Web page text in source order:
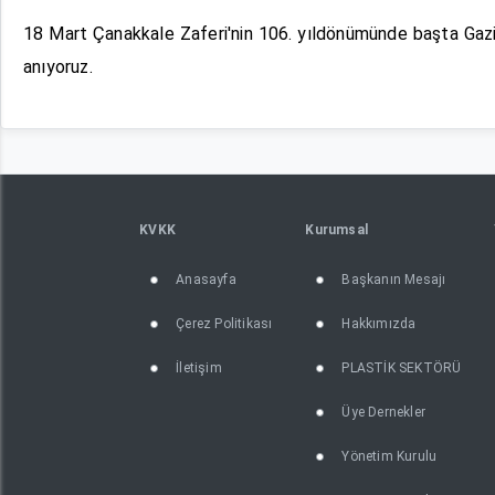
18 Mart Çanakkale Zaferi'nin 106. yıldönümünde başta
anıyoruz.
KVKK
Anasayfa
Çerez Politikası
İletişim
Kurumsal
Başkanın Mesajı
Hakkımızda
PLASTİK SEKTÖRÜ
Üye Dernekler
Yönetim Kurulu